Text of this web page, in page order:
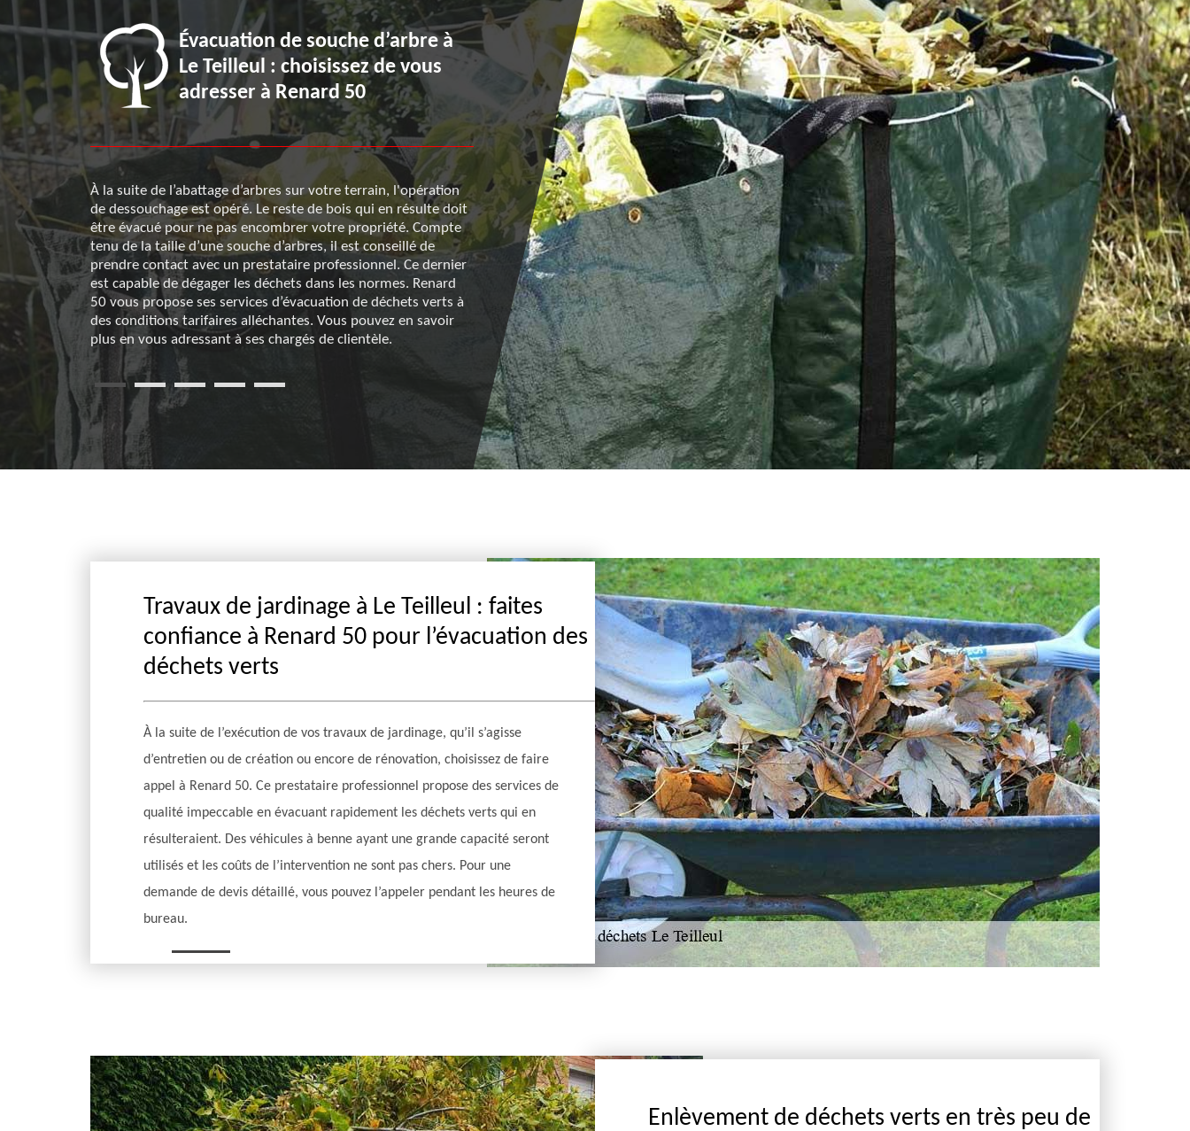
à Le
dans
de votre
des
de faire
propose les
et incluent
pouvez
en vous
sera
Évacuation de souche d’arbre à
Le Teilleul : choisissez de vous
adresser à Renard 50
À la suite de l’abattage d’arbres sur votre terrain, l'opération
de dessouchage est opéré. Le reste de bois qui en résulte doit
être évacué pour ne pas encombrer votre propriété. Compte
tenu de la taille d’une souche d’arbres, il est conseillé de
prendre contact avec un prestataire professionnel. Ce dernier
est capable de dégager les déchets dans les normes. Renard
50 vous propose ses services d’évacuation de déchets verts à
des conditions tarifaires alléchantes. Vous pouvez en savoir
plus en vous adressant à ses chargés de clientèle.
Des moyens de transport
adaptés pour une évacuation de
déchets verts réussis avec
Renard 50
Vous pouvez vous adresser à Renard 50 pour la mise en
œuvre des opérations liées à l’évacuation de déchets verts à Le
Teilleul. Ce prestataire est en mesure de vous garantir une
intervention sur-mesure, que vous vouliez vous débarrasser
de troncs d’arbres ou de racines ou encore de reste de haies, à
la suite d’une tonte. Les déchets seront transportés à l’aide de
matériels roulants à benne disposant d’une grande capacité.
Pour en savoir plus, vous pouvez l’appeler.
Abattage d’arbre à Le
pensez à faire intervenir
éléments de Renard 50
l’évacuation des déchets
Parce que vous méritez les meilleurs services dans le
l’exécution d’un abattage d’arbre à Le Teilleul,
vous adresser à Renard 50. Celui-ci est le prestataire
assure un professionnalisme sans égal, tant au
en œuvre de l’opération qu’à la suite de celle-ci en
une évacuation des déchets. Pour que vous puissiez
une évaluation des tarifs dans ce domaine, vous
demander de vous dresser un devis.
Travaux de jardinage à Le Teilleul : faites
confiance à Renard 50 pour l’évacuation des
déchets verts
À la suite de l’exécution de vos travaux de jardinage, qu’il s’agisse
d’entretien ou de création ou encore de rénovation, choisissez de faire
appel à Renard 50. Ce prestataire professionnel propose des services de
qualité impeccable en évacuant rapidement les déchets verts qui en
résulteraient. Des véhicules à benne ayant une grande capacité seront
utilisés et les coûts de l’intervention ne sont pas chers. Pour une
demande de devis détaillé, vous pouvez l’appeler pendant les heures de
bureau.
Enlèvement de déchets verts en très peu de